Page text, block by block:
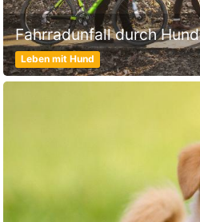
Fahrradunfall durch Hund
Leben mit Hund